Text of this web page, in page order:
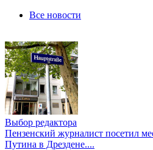
Все новости
Выбор редактора
Пензенский журналист посетил
Путина в Дрездене....